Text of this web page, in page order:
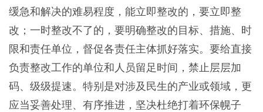
缓急和解决的难易程度，能立即整改的，要立即整
改；一时整改不了的，要明确整改的目标、措施、时
限和责任单位，督促各责任主体抓好落实。要给直接
负责整改工作的单位和人员留足时间，禁止层层加
码、级级提速。特别是对涉及民生的产业或领域，更
应当妥善处理、有序推进，坚决杜绝打着环保幌子